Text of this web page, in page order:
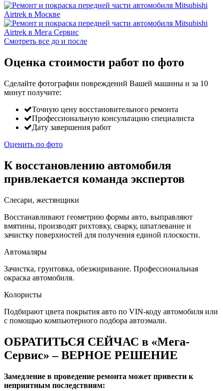
Смотреть все до и после
Оценка стоимости работ по фото
Сделайте фотографии повреждений Вашей машины и за 10
минут получите:
Точную цену восстановительного ремонта
Профессиональную консультацию специалиста
Дату завершения работ
Оценить по фото
К восстановлению автомобиля
привлекается команда экспертов
Слесари, жестянщики
Восстанавливают геометрию формы авто, выправляют
вмятины, производят рихтовку, сварку, шпатлевание и
зачистку поверхностей для получения единой плоскости.
Автомаляры
Зачистка, грунтовка, обезжиривание. Профессиональная
окраска автомобиля.
Колористы
Подбирают цвета покрытия авто по VIN-коду автомобиля или
с помощью компьютерного подбора автоэмали.
ОБРАТИТЬСЯ СЕЙЧАС в «Мега-
Сервис» – ВЕРНОЕ РЕШЕНИЕ
Замедление в проведение ремонта может привести к
неприятным последствиям: